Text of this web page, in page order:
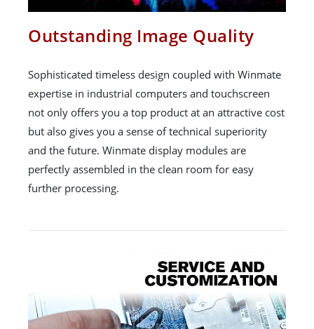
Outstanding Image Quality
Sophisticated timeless design coupled with Winmate
expertise in industrial computers and touchscreen
not only offers you a top product at an attractive cost
but also gives you a sense of technical superiority
and the future. Winmate display modules are
perfectly assembled in the clean room for easy
further processing.